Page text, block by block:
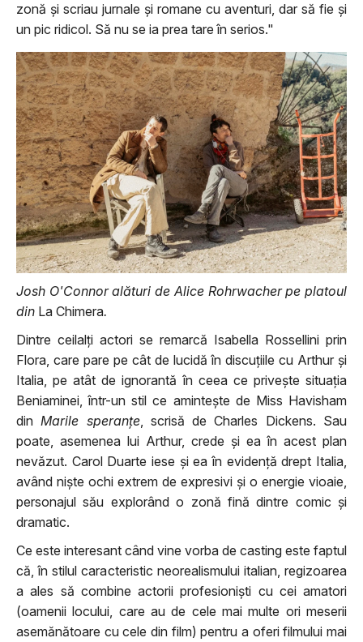
zonă și scriau jurnale și romane cu aventuri, dar să fie și
un pic ridicol. Să nu se ia prea tare în serios."
Josh O'Connor alături de Alice Rohrwacher pe platoul
din La Chimera.
Dintre ceilalți actori se remarcă Isabella Rossellini prin
Flora, care pare pe cât de lucidă în discuțiile cu Arthur și
Italia, pe atât de ignorantă în ceea ce privește situația
Beniaminei, într-un stil ce amintește de Miss Havisham
din Marile speranțe, scrisă de Charles Dickens. Sau
poate, asemenea lui Arthur, crede și ea în acest plan
nevăzut. Carol Duarte iese și ea în evidență drept Italia,
având niște ochi extrem de expresivi și o energie vioaie,
personajul său explorând o zonă fină dintre comic și
dramatic.
Ce este interesant când vine vorba de casting este faptul
că, în stilul caracteristic neorealismului italian, regizoarea
a ales să combine actorii profesioniști cu cei amatori
(oamenii locului, care au de cele mai multe ori meserii
asemănătoare cu cele din film) pentru a oferi filmului mai